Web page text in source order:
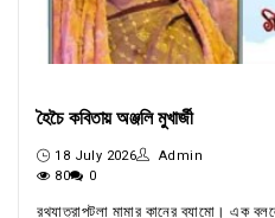
হৈচৈ কবিতায় অঞ্জলি মুখার্জী
18 July 2026
Admin
80
0
রথযাত্রাপটলা মামার কানের ব্যামো। এক